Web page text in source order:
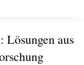
aus